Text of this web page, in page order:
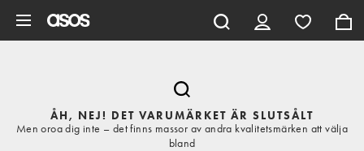
ÅH, NEJ! DET VARUMÄRKET ÄR SLUTSÅLT
Men oroa dig inte – det finns massor av andra kvalitetsmärken att välja
bland